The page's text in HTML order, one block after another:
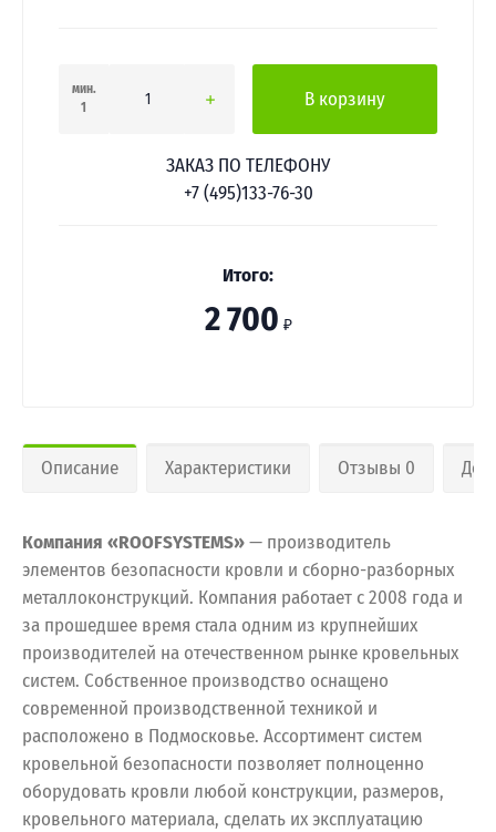
мин.
1
В корзину
ЗАКАЗ ПО ТЕЛЕФОНУ
+7 (495)133-76-30
Итого:
2 700 ₽
Описание Характеристики Отзывы 0
Компания «ROOFSYSTEMS»— производитель
элементов безопасности кровли и сборно-разборных
металлоконструкций. Компания работает с 2008 года и
за прошедшее время стала одним из крупнейших
производителей на отечественном рынке кровельных
систем. Собственное производство оснащено
современной производственной техникой и
расположено в Подмосковье. Ассортимент систем
кровельной безопасности позволяет полноценно
оборудовать кровли любой конструкции, размеров,
кровельного материала, сделать их эксплуатацию